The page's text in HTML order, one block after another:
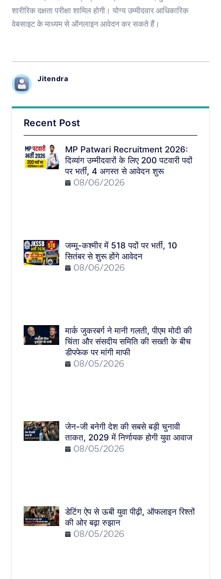
शारीरिक दक्षता परीक्षा शामिल होगी। योग्य उम्मीदवार आधिकारिक
वेबसाइट के माध्यम से ऑनलाइन आवेदन कर सकते हैं।
Jitendra
Recent Post
MP Patwari Recruitment 2026:
दिव्यांग उम्मीदवारों के लिए 200 पटवारी पदों
पर भर्ती, 4 अगस्त से आवेदन शुरू
08/06/2026
जम्मू-कश्मीर में 518 पदों पर भर्ती, 10
सितंबर से शुरू होंगे आवेदन
08/06/2026
मार्क जुकरबर्ग ने मानी गलती, पीएम मोदी की
चिंता और संसदीय समिति की सख्ती के बीच
डीपफेक पर मांगी माफी
08/05/2026
जेन-जी बनेगी देश की सबसे बड़ी चुनावी
ताकत, 2029 में निर्णायक होगी युवा आवाज
08/05/2026
डेटिंग ऐप से ऊबी युवा पीढ़ी, ऑफलाइन रिश्तों
की ओर बढ़ा रुझान
08/05/2026